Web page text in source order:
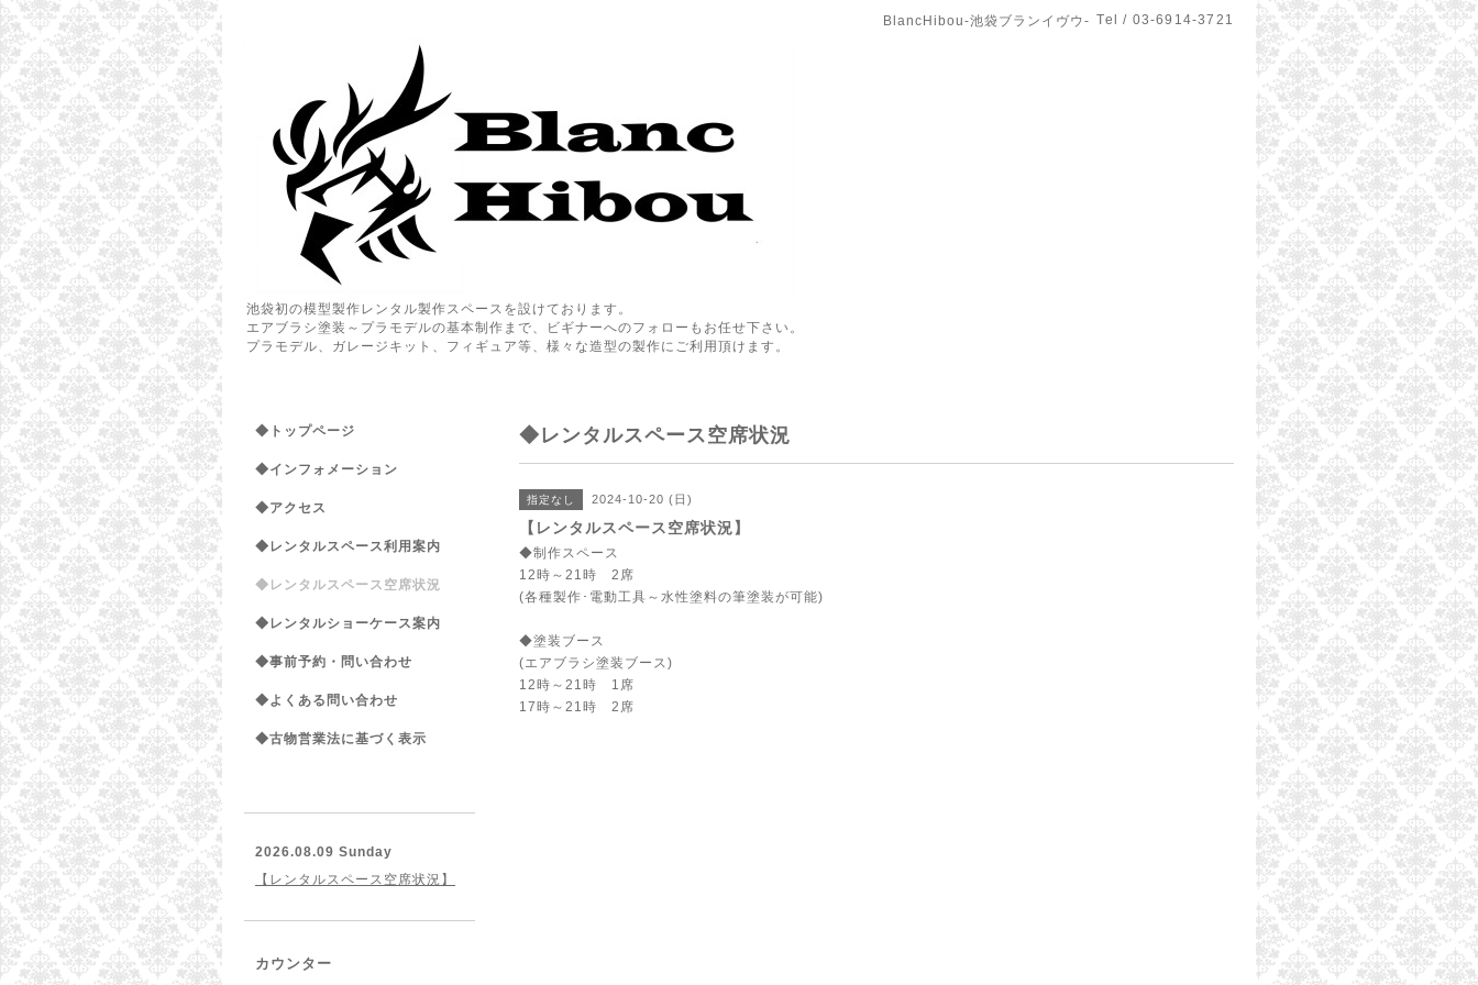
BlancHibou-池袋ブランイヴウ- Tel / 03-6914-3721
池袋初の模型製作レンタル製作スペースを設けております。
エアブラシ塗装～プラモデルの基本制作まで、ビギナーへのフォローもお任せ下さい。
プラモデル、ガレージキット、フィギュア等、様々な造型の製作にご利用頂けます。
◆レンタルスペース空席状況
指定なし 2024-10-20 (日)
【レンタルスペース空席状況】
◆制作スペース
12時～21時 2席
(各種製作･電動工具～水性塗料の筆塗装が可能)
◆塗装ブース
(エアブラシ塗装ブース)
12時～21時 1席
17時～21時 2席
◆トップページ
◆インフォメーション
◆アクセス
◆レンタルスペース利用案内
◆レンタルスペース空席状況
◆レンタルショーケース案内
◆事前予約・問い合わせ
◆よくある問い合わせ
◆古物営業法に基づく表示
2026.08.09 Sunday
【レンタルスペース空席状況】
カウンター